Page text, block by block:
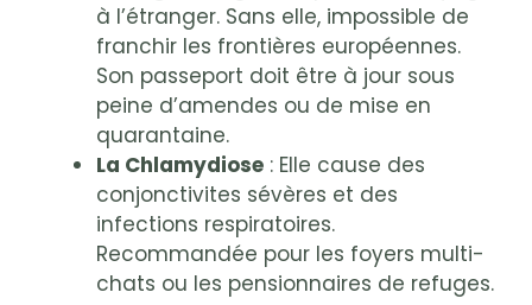
à l’étranger. Sans elle, impossible de
franchir les frontières européennes.
Son passeport doit être à jour sous
peine d’amendes ou de mise en
quarantaine.
La Chlamydiose : Elle cause des
conjonctivites sévères et des
infections respiratoires.
Recommandée pour les foyers multi-
chats ou les pensionnaires de refuges.